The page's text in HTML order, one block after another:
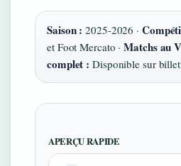
Saison : 2025-2026 ·
et Foot Mercato ·Matchs au
complet : Disponible sur
APERÇU RAPIDE